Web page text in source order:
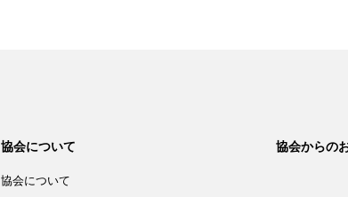
協会について
協会について
協会からの